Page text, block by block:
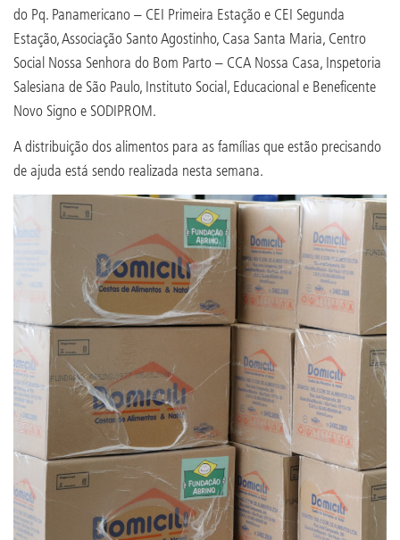
do Pq. Panamericano – CEI Primeira Estação e CEI Segunda
Estação, Associação Santo Agostinho, Casa Santa Maria, Centro
Social Nossa Senhora do Bom Parto – CCA Nossa Casa, Inspetoria
Salesiana de São Paulo, Instituto Social, Educacional e Beneficente
Novo Signo e SODIPROM.
A distribuição dos alimentos para as famílias que estão precisando
de ajuda está sendo realizada nesta semana.